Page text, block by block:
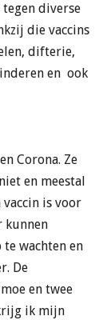
diverse
die vaccins
difterie,
en ook
Corona. Ze
en meestal
is voor
kunnen
wachten en
De
en twee
ik mijn